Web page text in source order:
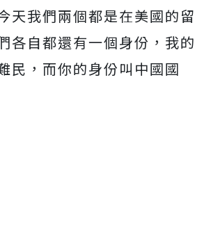
天我們兩個都是在美國的留
各自都還有一個身份，我的
民，而你的身份叫中國國